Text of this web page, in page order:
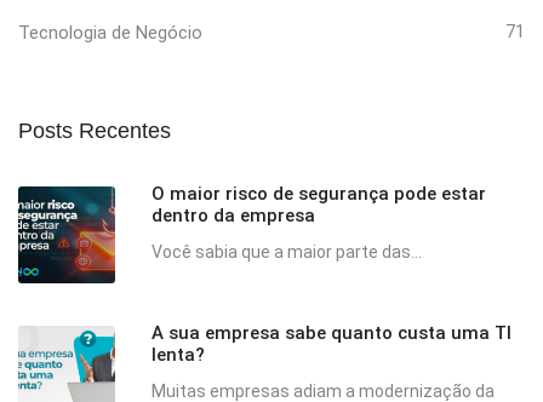
Tecnologia de Negócio 71
Posts Recentes
O maior risco de segurança pode estar
dentro da empresa
Você sabia que a maior parte das...
A sua empresa sabe quanto custa uma TI
lenta?
Muitas empresas adiam a modernização da